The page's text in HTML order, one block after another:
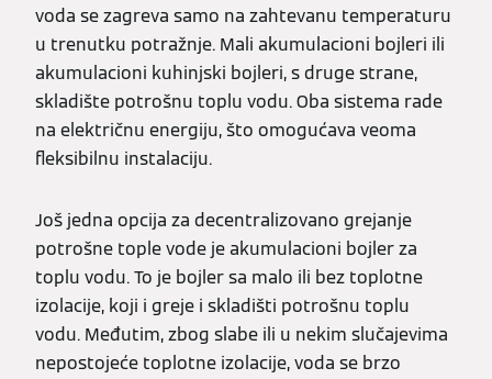
voda se zagreva samo na zahtevanu temperaturu
u trenutku potražnje. Mali akumulacioni bojleri ili
akumulacioni kuhinjski bojleri, s druge strane,
skladište potrošnu toplu vodu. Oba sistema rade
na električnu energiju, što omogućava veoma
fleksibilnu instalaciju.
Još jedna opcija za decentralizovano grejanje
potrošne tople vode je akumulacioni bojler za
toplu vodu. To je bojler sa malo ili bez toplotne
izolacije, koji i greje i skladišti potrošnu toplu
vodu. Međutim, zbog slabe ili u nekim slučajevima
nepostojeće toplotne izolacije, voda se brzo